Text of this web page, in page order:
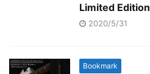
Limited Edition
2020/5/31
Bookmark